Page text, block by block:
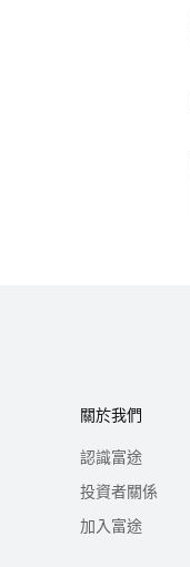
關於我們
認識富途
投資者關係
加入富途